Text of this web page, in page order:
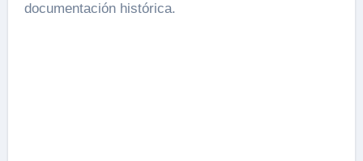
documentación histórica.